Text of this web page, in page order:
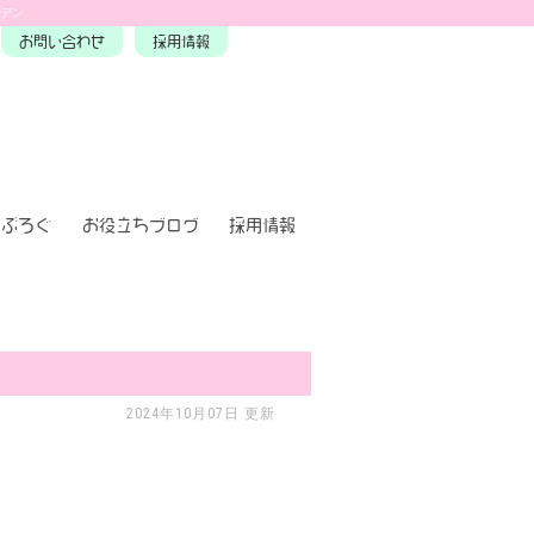
ン
お問い合わせ 採用情報
ぶろぐ お役立ちブログ 採用情報
2024年10月07日 更新